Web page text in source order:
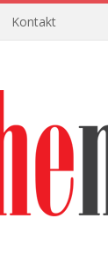
Kontakt